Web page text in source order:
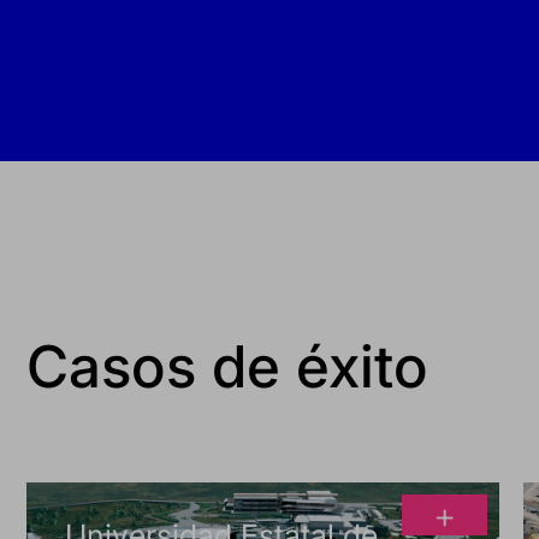
Casos de éxito
+